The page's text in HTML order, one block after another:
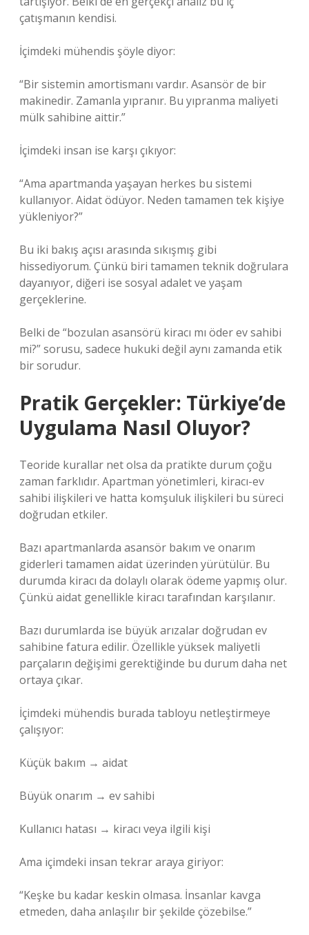
çatışmanın kendisi.
İçimdeki mühendis şöyle diyor:
“Bir sistemin amortismanı vardır. Asansör de bir
makinedir. Zamanla yıpranır. Bu yıpranma maliyeti
mülk sahibine aittir.”
İçimdeki insan ise karşı çıkıyor:
“Ama apartmanda yaşayan herkes bu sistemi
kullanıyor. Aidat ödüyor. Neden tamamen tek kişiye
yükleniyor?”
Bu iki bakış açısı arasında sıkışmış gibi
hissediyorum. Çünkü biri tamamen teknik doğrulara
dayanıyor, diğeri ise sosyal adalet ve yaşam
gerçeklerine.
Belki de “bozulan asansörü kiracı mı öder ev sahibi
mi?” sorusu, sadece hukuki değil aynı zamanda etik
bir sorudur.
Pratik Gerçekler: Türkiye’de
Uygulama Nasıl Oluyor?
Teoride kurallar net olsa da pratikte durum çoğu
zaman farklıdır. Apartman yönetimleri, kiracı-ev
sahibi ilişkileri ve hatta komşuluk ilişkileri bu süreci
doğrudan etkiler.
Bazı apartmanlarda asansör bakım ve onarım
giderleri tamamen aidat üzerinden yürütülür. Bu
durumda kiracı da dolaylı olarak ödeme yapmış olur.
Çünkü aidat genellikle kiracı tarafından karşılanır.
Bazı durumlarda ise büyük arızalar doğrudan ev
sahibine fatura edilir. Özellikle yüksek maliyetli
parçaların değişimi gerektiğinde bu durum daha net
ortaya çıkar.
İçimdeki mühendis burada tabloyu netleştirmeye
çalışıyor:
Küçük bakım → aidat
Büyük onarım → ev sahibi
Kullanıcı hatası → kiracı veya ilgili kişi
Ama içimdeki insan tekrar araya giriyor:
“Keşke bu kadar keskin olmasa. İnsanlar kavga
etmeden, daha anlaşılır bir şekilde çözebilse.”